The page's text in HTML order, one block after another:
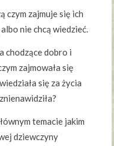
czym zajmuje się ich
nie chcą wiedzieć.
chodzące dobro i
zajmowała się
się za życia
temacie jakim
dziewczyny